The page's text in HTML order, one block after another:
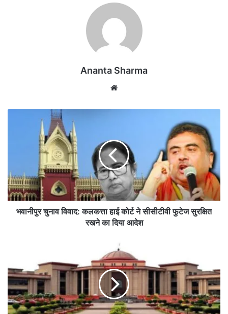
Ananta Sharma
te
ना
व
वि
त्ता
हा
ई
को
भवानीपुर चुनाव विवाद: कलकत्ता हाई कोर्ट ने सीसीटीवी फुटेज सुरक्षित
रखने का दिया आदेश
ग
ढ़
व
क्फ